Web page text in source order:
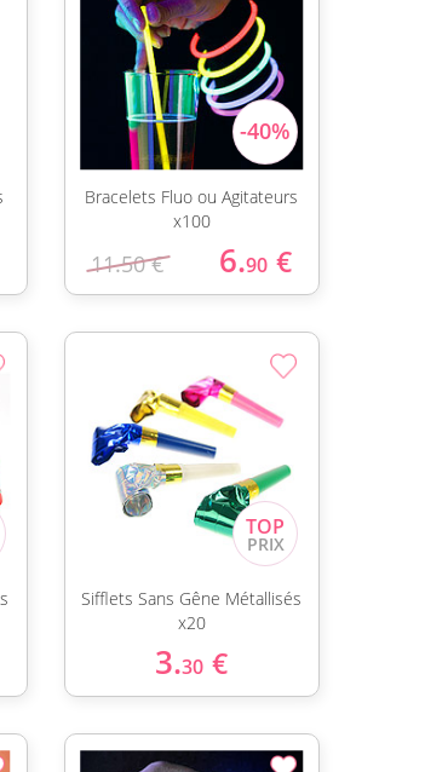
Bracelets Fluo ou Agitateurs
x100
11.50 € 6.90 €
Sifflets Sans Gêne Métallisés
x20
3.30 €